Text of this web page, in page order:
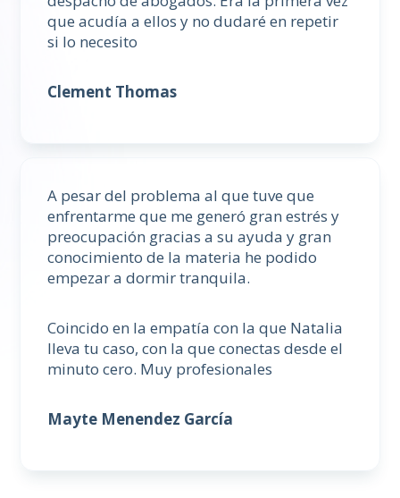
que acudía a ellos y no dudaré en repetir
si lo necesito
Clement Thomas
A pesar del problema al que tuve que
enfrentarme que me generó gran estrés y
preocupación gracias a su ayuda y gran
conocimiento de la materia he podido
empezar a dormir tranquila.
Coincido en la empatía con la que Natalia
lleva tu caso, con la que conectas desde el
minuto cero. Muy profesionales
Mayte Menendez García